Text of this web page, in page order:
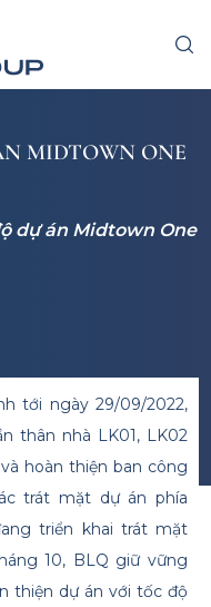
MIDTOWN ONE
dự án Midtown One
tới ngày 29/09/2022,
thân nhà LK01, LK02
hoàn thiện ban công
trát mặt dự án phía
triển khai trát mặt
10, BLQ giữ vững
thiện dự án với tốc độ